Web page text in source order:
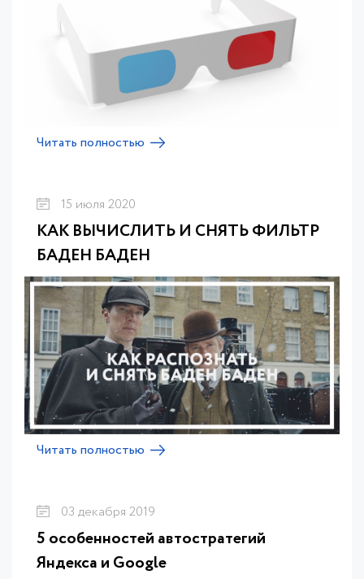
Читать полностью
15 июля 2020
КАК ВЫЧИСЛИТЬ И СНЯТЬ ФИЛЬТР
БАДЕН БАДЕН
Читать полностью
03 декабря 2019
5 особенностей автостратегий
Яндекса и Google